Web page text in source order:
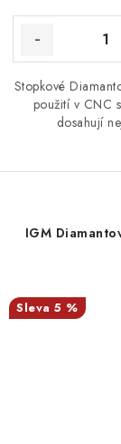
Stopkové
použití v CNC
dosahují
IGM
5 %